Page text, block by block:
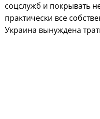
соцслужб и покрывать
практически все
Украина вынуждена